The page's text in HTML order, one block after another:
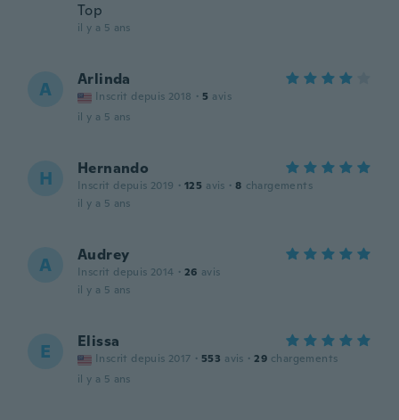
Top
il y a 5 ans
A Arlinda
Inscrit depuis 2018 · 5 avis
il y a 5 ans
H Hernando
Inscrit depuis 2019 · 125 avis · 8 chargements
il y a 5 ans
A Audrey
Inscrit depuis 2014 · 26 avis
il y a 5 ans
E Elissa
Inscrit depuis 2017 · 553 avis · 29 chargements
il y a 5 ans